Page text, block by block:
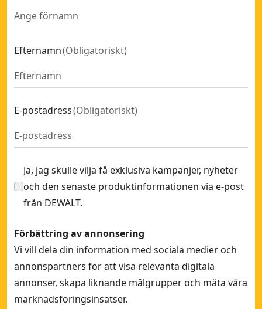
Efternamn(Obligatoriskt)
E-postadress(Obligatoriskt)
Ja, jag skulle vilja få exklusiva kampanjer, nyheter
och den senaste produktinformationen via e-post
från DEWALT.
Förbättring av annonsering
Vi vill dela din information med sociala medier och
annonspartners för att visa relevanta digitala
annonser, skapa liknande målgrupper och mäta våra
marknadsföringsinsatser.